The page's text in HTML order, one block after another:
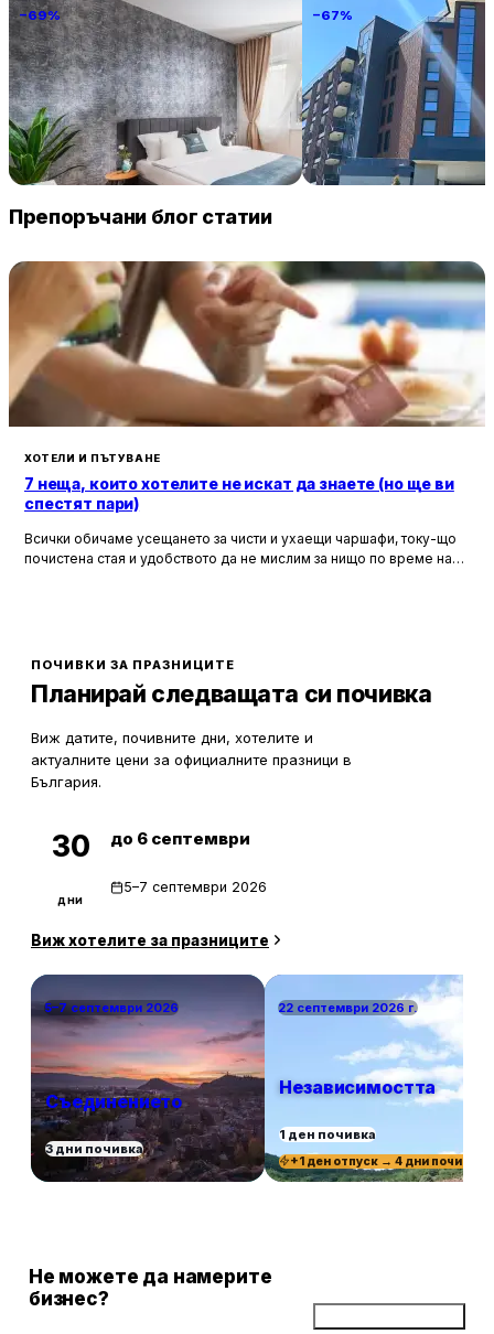
−69%
National Palace Of Culture 1 Step
Away!
София 235 € / нощувка
−67%
Атмосфера Балнео
Павел баня 225
Препоръчани блог статии
ХОТЕЛИ И ПЪТУВАНЕ
7 неща, които хотелите не искат да знаете (но ще ви
спестят пари)
Всички обичаме усещането за чисти и ухаещи чаршафи, току-що
почистена стая и удобството да не мислим за нищо по време на
ПОЧИВКИ ЗА ПРАЗНИЦИТЕ
Планирай следващата си почивка
Виж датите, почивните дни, хотелите и
актуалните цени за официалните празници в
България.
30
дни
до 6 септември
5–7 септември 2026
Виж хотелите за празниците
5–7 септември 2026
Съединението
3 дни почивка
22 септември 2026 г.
Независимостта
1 ден почивка
+1 ден отпуск → 4 дни почивка
Не можете да намерите
бизнес?